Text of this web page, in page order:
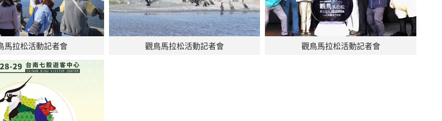
馬拉松活動記者會 觀鳥馬拉松活動記者會 觀鳥馬拉松活動記者會